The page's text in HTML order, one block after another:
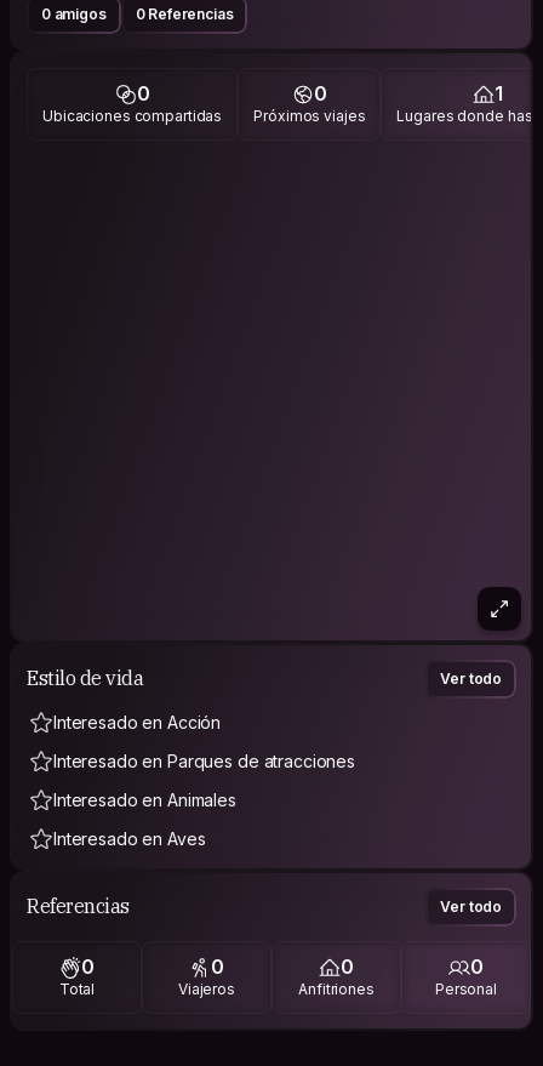
0 amigos 0 Referencias
0
Ubicaciones compartidas
0
Próximos viajes
1
Lugares donde has
Estilo de vida Ver todo
Interesado en Acción
Interesado en Parques de atracciones
Interesado en Animales
Interesado en Aves
Referencias Ver todo
0
Total
0
Viajeros
0
Anfitriones
0
Personal